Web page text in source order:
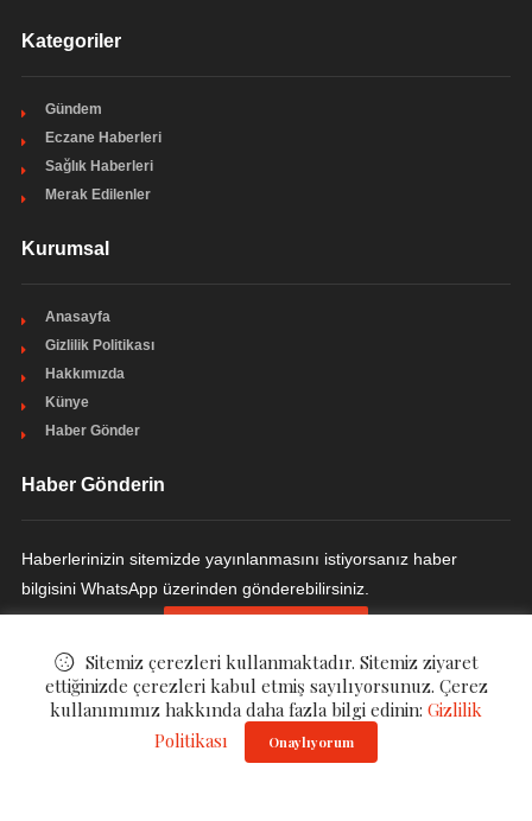
Kategoriler
Gündem
Eczane Haberleri
Sağlık Haberleri
Merak Edilenler
Kurumsal
Anasayfa
Gizlilik Politikası
Hakkımızda
Künye
Haber Gönder
Haber Gönderin
Haberlerinizin sitemizde yayınlanmasını istiyorsanız haber
bilgisini WhatsApp üzerinden gönderebilirsiniz.
EczaHaber Eczane Haberleri . All Rights Reserved.
Sitemiz çerezleri kullanmaktadır. Sitemiz ziyaret
ettiğinizde çerezleri kabul etmiş sayılıyorsunuz. Çerez
kullanımımız hakkında daha fazla bilgi edinin: Gizlilik
Politikası
Onaylıyorum